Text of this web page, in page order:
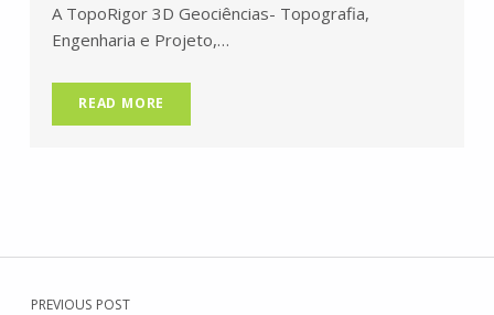
A TopoRigor 3D Geociências- Topografia,
Engenharia e Projeto,…
READ MORE
Skip back to main navigation
Navegação de artigos
PREVIOUS POST